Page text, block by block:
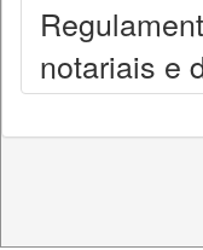
notariais e